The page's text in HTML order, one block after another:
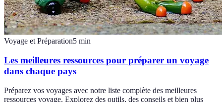
Voyage et Préparation5 min
Les meilleures ressources pour préparer un voyage
dans chaque pays
Préparez vos voyages avec notre liste complète des meilleures
ressources voyage. Explorez des outils, des conseils et bien plus